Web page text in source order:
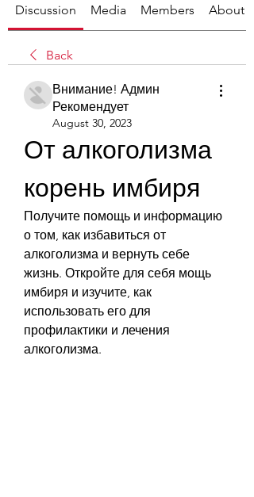
Discussion Media Members About
Back
Внимание! Админ
Рекомендует
August 30, 2023
От алкоголизма
корень имбиря
Получите помощь и информацию
о том, как избавиться от
алкоголизма и вернуть себе
жизнь. Откройте для себя мощь
имбиря и изучите, как
использовать его для
профилактики и лечения
алкоголизма.